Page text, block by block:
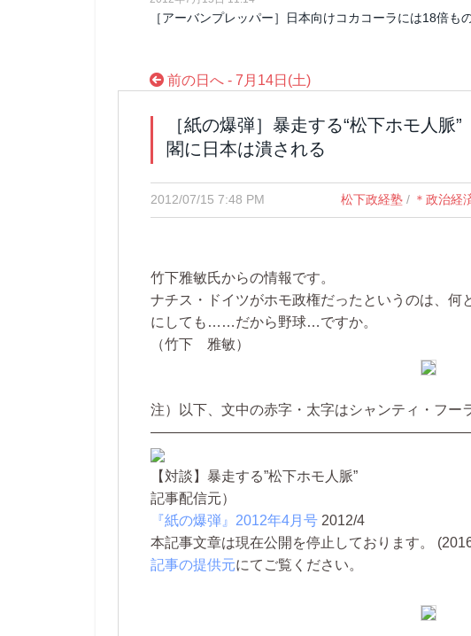
［アーバンプレッパー］日本向けコカコーラには18倍も
前の日へ - 7月14日(土)
［紙の爆弾］暴走する“松下ホモ人
閣に日本は潰される
2012/07/15 7:48 PM 松下政経塾/ ＊政治経
竹下雅敏氏からの情報です。
ナチス・ドイツがホモ政権だったというのは、何
にしても……だから野球…ですか。
（竹下 雅敏）
注）以下、文中の赤字・太字はシャンティ・フー
【対談】暴走する”松下ホモ人脈”
記事配信元）
『紙の爆弾』2012年4月号 2012/4
本記事文章は現在公開を停止しております。
記事の提供元にてご覧ください。